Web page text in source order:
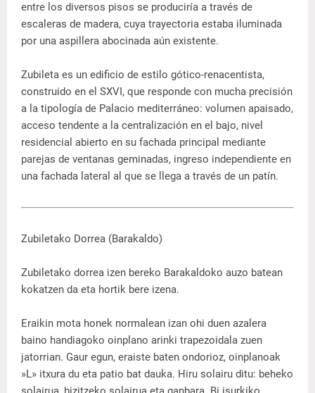
entre los diversos pisos se produciría a través de
escaleras de madera, cuya trayectoria estaba iluminada
por una aspillera abocinada aún existente.
Zubileta es un edificio de estilo gótico-renacentista,
construido en el SXVI, que responde con mucha precisión
a la tipología de Palacio mediterráneo: volumen apaisado,
acceso tendente a la centralización en el bajo, nivel
residencial abierto en su fachada principal mediante
parejas de ventanas geminadas, ingreso independiente en
una fachada lateral al que se llega a través de un patín.
Zubiletako Dorrea (Barakaldo)
Zubiletako dorrea izen bereko Barakaldoko auzo batean
kokatzen da eta hortik bere izena.
Eraikin mota honek normalean izan ohi duen azalera
baino handiagoko oinplano arinki trapezoidala zuen
jatorrian. Gaur egun, eraiste baten ondorioz, oinplanoak
»L» itxura du eta patio bat dauka. Hiru solairu ditu: beheko